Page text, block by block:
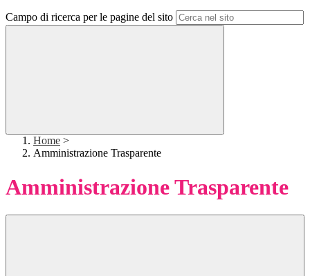
Campo di ricerca per le pagine del sito
Home >
Amministrazione Trasparente
Amministrazione Trasparente